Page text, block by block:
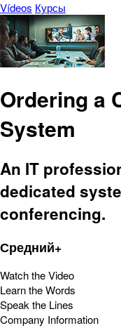
Vídeos Курсы
Ordering a
System
An IT
dedicated
conferencing.
Средний+
Watch the Video
Learn the Words
Speak the Lines
Company Information